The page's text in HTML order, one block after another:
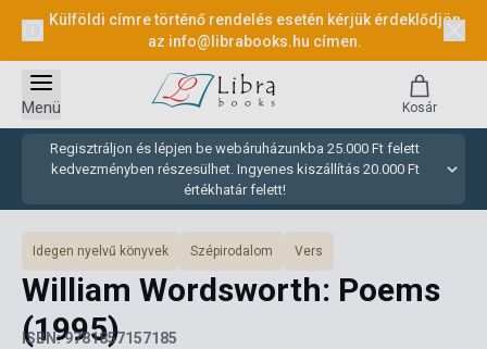
Külföldi címre történő rendelés esetén kérjük érdeklődjön
az info@librabooks.hu címen.
Regisztráljon és lépjen be webáruházunkba 25.000 Ft felett
kedvezményben részesülhet. Ingyenes kiszállítás 20.000 Ft
értékhatár felett!
Menü Kosár
Idegen nyelvű könyvek Szépirodalom Vers
William Wordsworth: Poems
(1995)
ISBN: 9781857157185